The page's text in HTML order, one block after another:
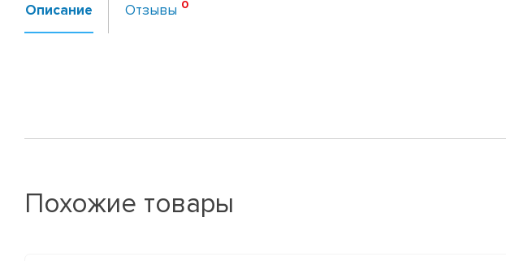
Описание Отзывы
Похожие товары